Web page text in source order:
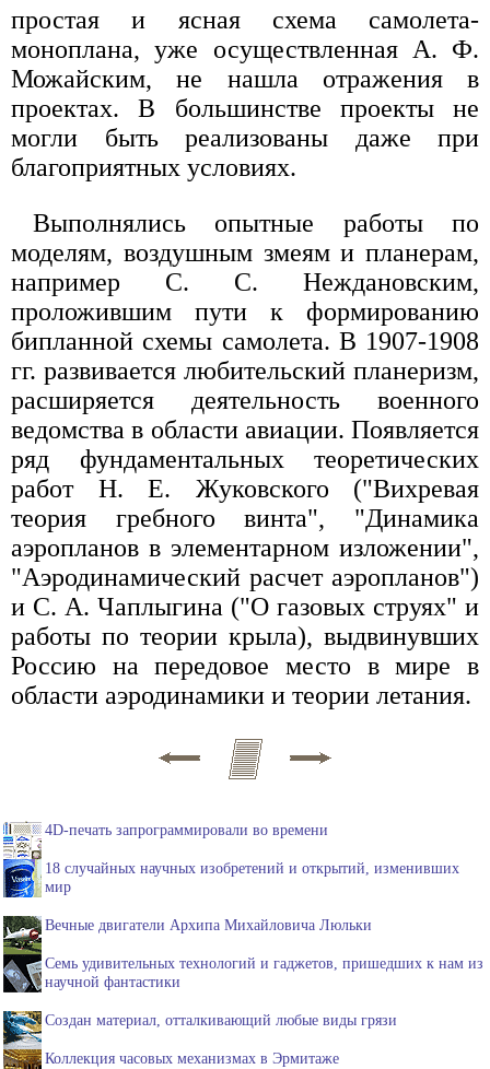
простая и ясная схема самолета-
моноплана, уже осуществленная А. Ф.
Можайским, не нашла отражения в
проектах. В большинстве проекты не
могли быть реализованы даже при
благоприятных условиях.
Выполнялись опытные работы по
моделям, воздушным змеям и планерам,
например С. С. Неждановским,
проложившим пути к формированию
бипланной схемы самолета. В 1907-1908
гг. развивается любительский планеризм,
расширяется деятельность военного
ведомства в области авиации. Появляется
ряд фундаментальных теоретических
работ Н. Е. Жуковского ("Вихревая
теория гребного винта", "Динамика
аэропланов в элементарном изложении",
"Аэродинамический расчет аэропланов")
и С. А. Чаплыгина ("О газовых струях" и
работы по теории крыла), выдвинувших
Россию на передовое место в мире в
области аэродинамики и теории летания.
4D-печать запрограммировали во времени
18 случайных научных изобретений и открытий, изменивших
мир
Вечные двигатели Архипа Михайловича Люльки
Семь удивительных технологий и гаджетов, пришедших к нам из
научной фантастики
Создан материал, отталкивающий любые виды грязи
Коллекция часовых механизмах в Эрмитаже